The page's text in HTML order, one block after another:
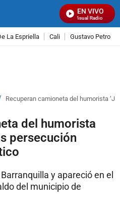
EN VIVO
Señal Visual Radio
La Espriella Cali Gustavo Petro
Recuperan camioneta del humorista
del humorista
persecución
y apareció en el
del municipio de